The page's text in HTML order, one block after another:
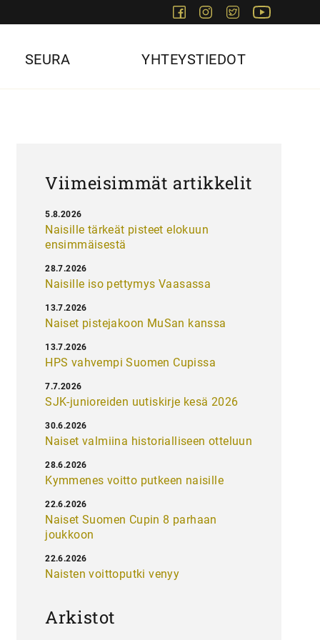
FacebookInstagram
Twitter
SEURA YHTEYSTIEDOT
Viimeisimmät artikkelit
Naisille tärkeät pisteet elokuun
ensimmäisestä
5.8.2026
Naisille iso pettymys Vaasassa
28.7.2026
Naiset pistejakoon MuSan kanssa
13.7.2026
HPS vahvempi Suomen Cupissa
13.7.2026
SJK-junioreiden uutiskirje kesä 2026
7.7.2026
Naiset valmiina historialliseen otteluun
30.6.2026
Kymmenes voitto putkeen naisille
28.6.2026
Naiset Suomen Cupin 8 parhaan
joukkoon
22.6.2026
Naisten voittoputki venyy
22.6.2026
Arkistot